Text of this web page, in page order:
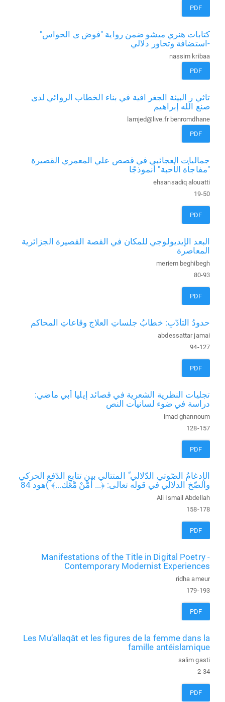
PDF
كتابات هنري ميشو ضمن رواية "فوض ى الحواس"
-استضافة وتحاور دلالي
nassim kribaa
PDF
تأثي ر البيئة الجغر افية في بناء الخطاب الروائي لدى
صنع الله إبراهيم
lamjed@live.fr benromdhane
PDF
جماليات العجائبي في قصص علي المعمري القصيرة
"مفاجأة الأحبة" أنموذجًا
ehsansadiq alouatti
19-50
PDF
البعد الإيديولوجي للمكان في القصة القصيرة الجزائرية
المعاصرة
meriem beghibegh
80-93
PDF
حدودُ التأدّبِ: خطابُ جلساتِ العلاج وقاعاتِ المحاكم
abdessattar jamai
94-127
PDF
تجليات النظرية الشعرية في قصائد إيليا أبي ماضي:
دراسة في ضوء لسانيات النص
imad ghannoum
128-157
PDF
الإدغامُ الصّوتي الدّلالي ّ المتتالي بين تتابعِ الدّفعِ الحركي
والضّخ الدلالي في قوله تعالى: ﴿... أمَّنْ مَّعَك...﴾ )هود 84
Ali Ismail Abdellah
158-178
PDF
Manifestations of the Title in Digital Poetry -
Contemporary Modernist Experiences
ridha ameur
179-193
PDF
Les Mu‘allaqât et les figures de la femme dans la
famille antéislamique
salim gasti
2-34
PDF